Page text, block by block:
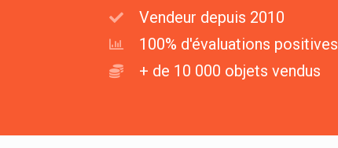
Vendeur depuis 2010
100% d'évaluations positives
+ de 10 000 objets vendus